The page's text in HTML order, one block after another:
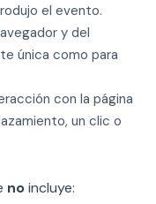
el evento.
y del
única como para
con la página
un clic o
noincluye: